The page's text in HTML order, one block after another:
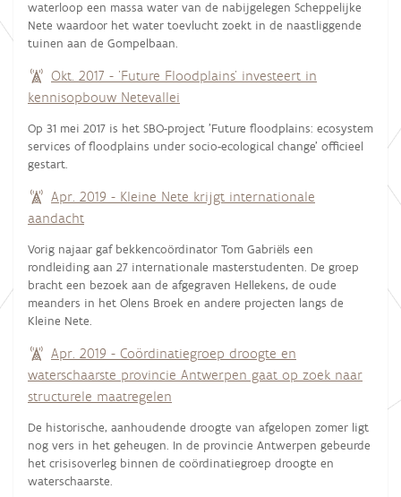
waterloop een massa water van de nabijgelegen Scheppelijke
Nete waardoor het water toevlucht zoekt in de naastliggende
tuinen aan de Gompelbaan.
Okt. 2017 - 'Future Floodplains' investeert in
kennisopbouw Netevallei
Op 31 mei 2017 is het SBO-project 'Future floodplains: ecosystem
services of floodplains under socio-ecological change' officieel
gestart.
Apr. 2019 - Kleine Nete krijgt internationale
aandacht
Vorig najaar gaf bekkencoördinator Tom Gabriëls een
rondleiding aan 27 internationale masterstudenten. De groep
bracht een bezoek aan de afgegraven Hellekens, de oude
meanders in het Olens Broek en andere projecten langs de
Kleine Nete.
Apr. 2019 - Coördinatiegroep droogte en
waterschaarste provincie Antwerpen gaat op zoek naar
structurele maatregelen
De historische, aanhoudende droogte van afgelopen zomer ligt
nog vers in het geheugen. In de provincie Antwerpen gebeurde
het crisisoverleg binnen de coördinatiegroep droogte en
waterschaarste.